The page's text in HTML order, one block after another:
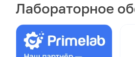
Лабораторное